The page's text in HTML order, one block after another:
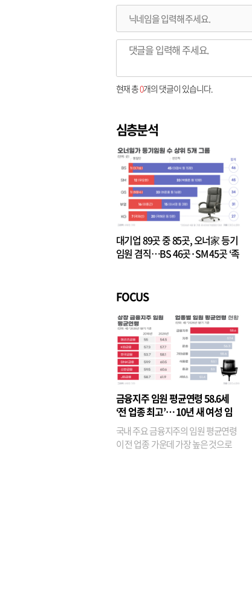
현재 총0개의 댓글이 있습니다.
심층분석
대기업 89곳 중 85곳, 오너家 등기
임원 겸직…BS 46곳·SM 45곳 ‘족
FOCUS
금융지주 임원 평균연령 58.6세
‘전 업종 최고’… 10년 새 여성 임
원은 14배 껑충
국내 주요 금융지주의 임원 평균연령
이 전 업종 가운데 가장 높은 것으로